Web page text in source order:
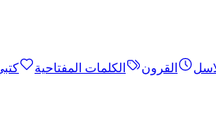
القرون الكلمات المفتاحية